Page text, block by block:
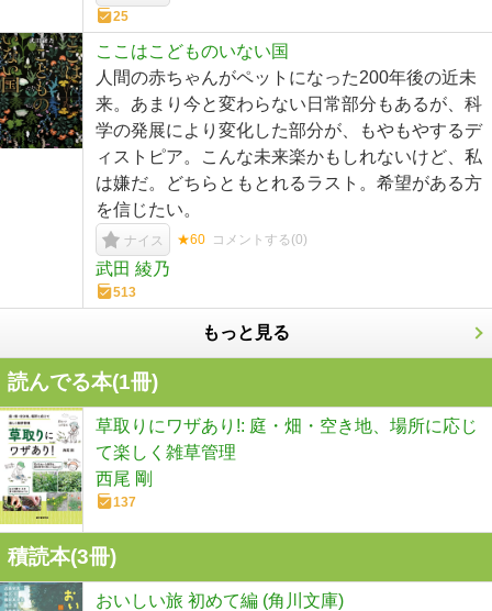
25
ここはこどものいない国
人間の赤ちゃんがペットになった200年後の近未
来。あまり今と変わらない日常部分もあるが、科
学の発展により変化した部分が、もやもやするデ
ィストピア。こんな未来楽かもしれないけど、私
は嫌だ。どちらともとれるラスト。希望がある方
を信じたい。
ナイス ★60 コメントする(0)
武田 綾乃
513
もっと見る
読んでる本(1冊)
草取りにワザあり!: 庭・畑・空き地、場所に応じ
て楽しく雑草管理
西尾 剛
137
積読本(3冊)
おいしい旅 初めて編 (角川文庫)